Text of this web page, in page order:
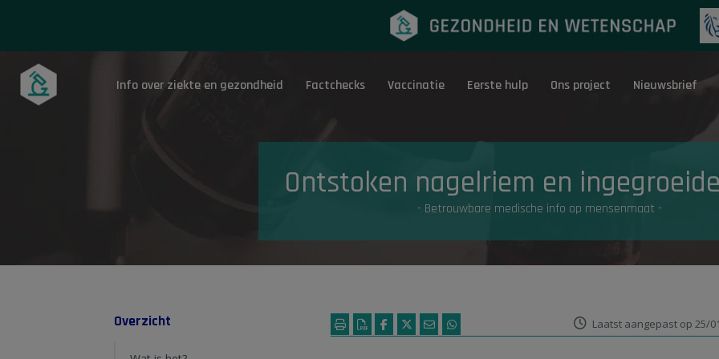
Onderwerpen Eerste hulp
Info over ziekte en gezondheid Factchecks Vaccinatie Eerste hulp Ons project Nieuwsbrief
Ontstoken nagelriem en
- Betrouwbare medische info op mensenmaat -
Overzicht Laatst aangepast op 25/